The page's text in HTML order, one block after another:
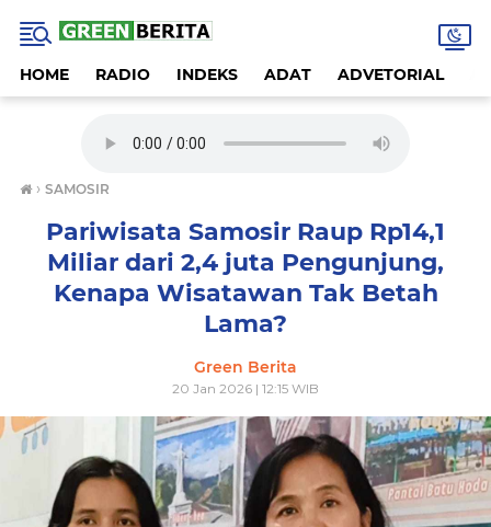
HOME RADIO INDEKS ADAT ADVETORIAL
› SAMOSIR
Pariwisata Samosir Raup Rp14,1
Miliar dari 2,4 juta Pengunjung,
Kenapa Wisatawan Tak Betah
Lama?
Green Berita
20 Jan 2026 | 12:15 WIB